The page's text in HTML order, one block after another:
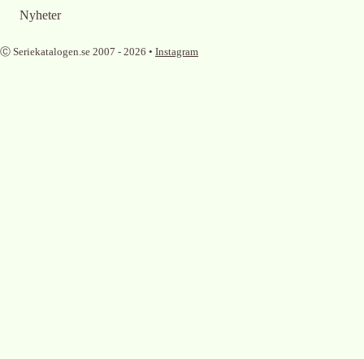
Nyheter
Ⓒ Seriekatalogen.se 2007 - 2026 • Instagram